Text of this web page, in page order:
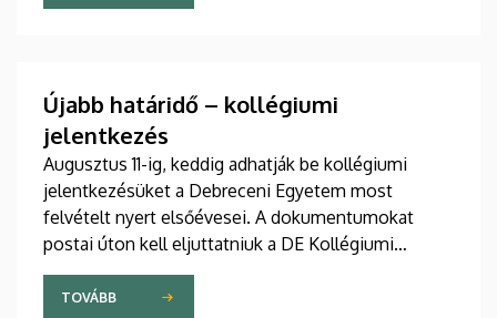
Újabb határidő – kollégiumi
jelentkezés
Augusztus 11-ig, keddig adhatják be kollégiumi
jelentkezésüket a Debreceni Egyetem most
felvételt nyert elsőévesei. A dokumentumokat
postai úton kell eljuttatniuk a DE Kollégiumi
Felvételi és Szociális Iroda címére. A kollégiumi
férőhelyekről a gólyák a Kollégiumi Felvételi és
TOVÁBB